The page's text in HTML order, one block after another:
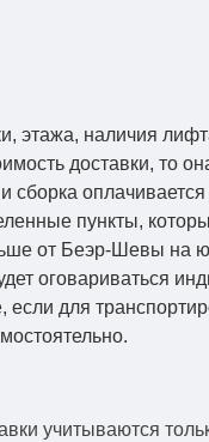
этажа, наличия
доставки, то
оплачивается
пункты,
от Беэр-Шевы на
оговариваться
для
учитываются